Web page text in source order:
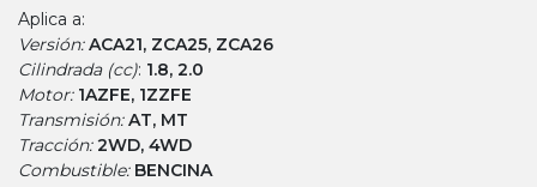
Aplica a:
Versión:ACA21, ZCA25, ZCA26
Cilindrada (cc): 1.8, 2.0
Motor: 1AZFE, 1ZZFE
Transmisión:AT, MT
Tracción:2WD, 4WD
Combustible: BENCINA